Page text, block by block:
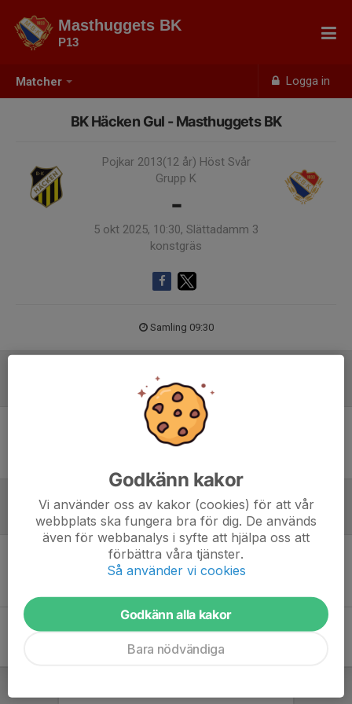
Matcher Logga in
Masthuggets BK
P13
BK Häcken Gul - Masthuggets BK
Pojkar 2013(12 år) Höst Svår
Grupp K
-
5 okt 2025, 10:30, Slättadamm 3
konstgräs
Samling 09:30
Ingen uppställning ifylld
Referat
Inget referat skrivet
Godkänn kakor
Vi använder oss av kakor (cookies) för att vår
webbplats ska fungera bra för dig. De används
även för webbanalys i syfte att hjälpa oss att
förbättra våra tjänster.
Så använder vi cookies
Godkänn alla kakor
Bara nödvändiga